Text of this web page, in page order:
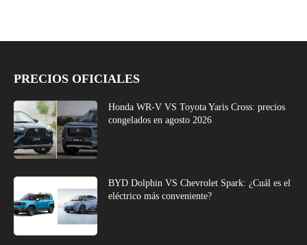
PRECIOS OFICIALES
Honda WR-V VS Toyota Yaris Cross: precios
congelados en agosto 2026
BYD Dolphin VS Chevrolet Spark: ¿Cuál es el
eléctrico más conveniente?